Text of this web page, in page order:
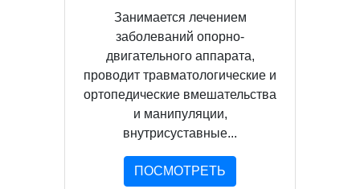
Занимается лечением
заболеваний опорно-
двигательного аппарата,
проводит травматологические и
ортопедические вмешательства
и манипуляции,
внутрисуставные...
ПОСМОТРЕТЬ